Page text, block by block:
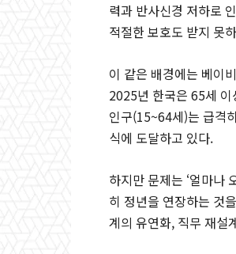
력과 반사신경 저하로
적절한 보호도 받지 못
이 같은 배경에는 베이
2025년 한국은 65세 이
인구(15~64세)는 급격
식에 도달하고 있다.
하지만 문제는 ‘얼마나
히 정년을 연장하는 것
계의 유연화, 직무 재설